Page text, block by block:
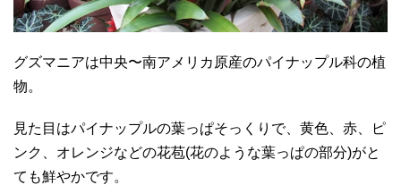
グズマニアは中央〜南アメリカ原産のパイナップル科の植
物。
見た目はパイナップルの葉っぱそっくりで、黄色、赤、ピ
ンク、オレンジなどの花苞(花のような葉っぱの部分)がと
ても鮮やかです。